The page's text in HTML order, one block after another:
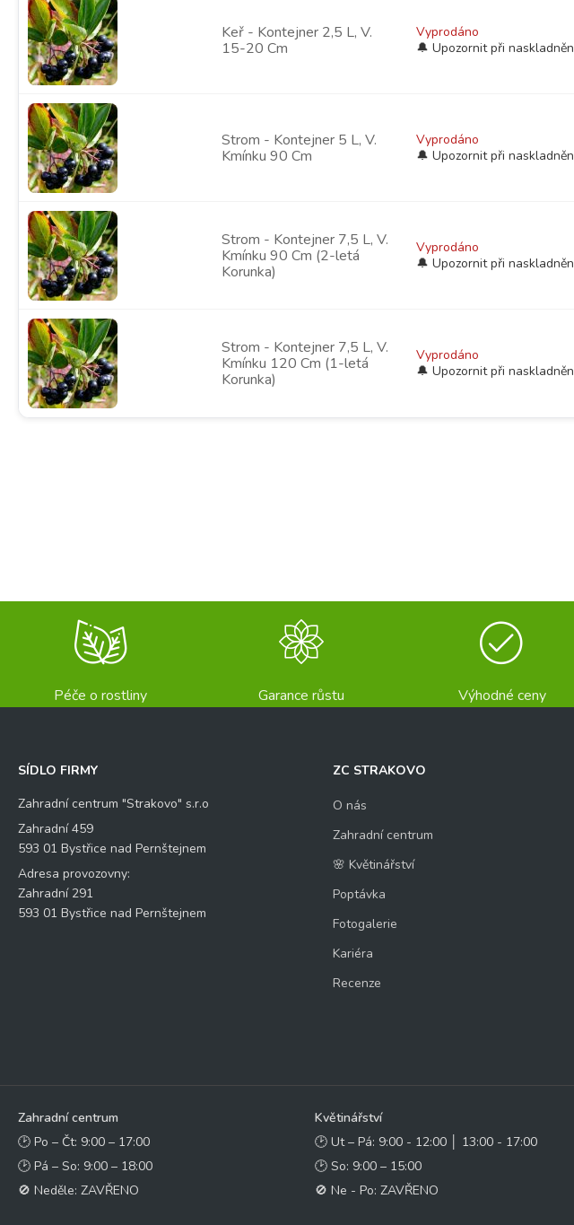
Keř - Kontejner 2,5 L, V.
15-20 Cm
Vyprodáno
Strom - Kontejner 5 L, V.
Kmínku 90 Cm
Vyprodáno
Strom - Kontejner 7,5 L, V.
Kmínku 90 Cm (2-letá
Korunka)
Vyprodáno
Strom - Kontejner 7,5 L, V.
Kmínku 120 Cm (1-letá
Korunka)
Vyprodáno
Péče o rostliny Garance růstu Výhodné ceny
SÍDLO FIRMY
Zahradní centrum "Strakovo" s.r.o
Zahradní 459
593 01 Bystřice nad Pernštejnem
Adresa provozovny:
Zahradní 291
593 01 Bystřice nad Pernštejnem
ZC STRAKOVO
O nás
Zahradní centrum
🌸 Květinářství
Poptávka
Fotogalerie
Kariéra
Recenze
Zahradní centrum
🕑 Po – Čt: 9:00 – 17:00
🕑 Pá – So: 9:00 – 18:00
🚫 Neděle: ZAVŘENO
Květinářství
🕑 Ut – Pá: 9:00 - 12:00 │ 13:00 - 17:00
🕑 So: 9:00 – 15:00
🚫 Ne - Po: ZAVŘENO